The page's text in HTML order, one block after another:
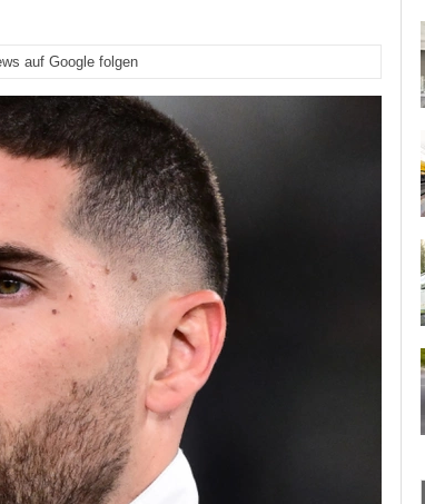
auf Google folgen